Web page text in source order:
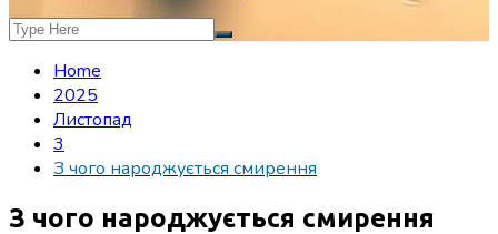
Home
2025
Листопад
3
З чого народжується смирення
З чого народжується смирення